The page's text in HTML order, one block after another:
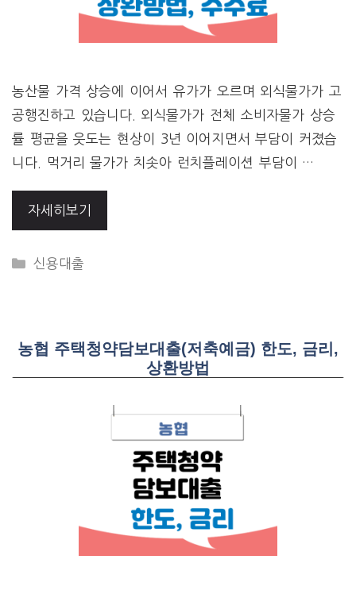
농산물 가격 상승에 이어서 유가가 오르며 외식물가가 고
공행진하고 있습니다. 외식물가가 전체 소비자물가 상승
률 평균을 웃도는 현상이 3년 이어지면서 부담이 커졌습
니다. 먹거리 물가가 치솟아 런치플레이션 부담이 …
자세히보기
CATEGORIES
신용대출
농협 주택청약담보대출(저축예금) 한도, 금리,
상환방법